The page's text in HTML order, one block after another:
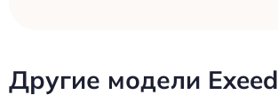
Другие модели Exeed